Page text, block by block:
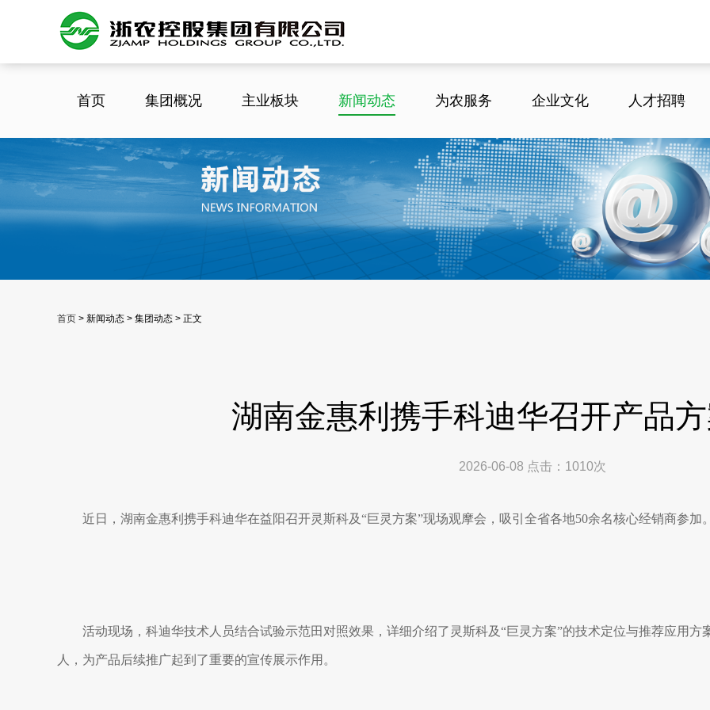
首页 集团概况 主业板块 新闻动态 为农服务 企业文化 人才招聘
首页 > 新闻动态 > 集团动态 > 正文
湖南金惠利携手科迪华召开产品
2026-06-08 点击： 1010次
近日，湖南金惠利携手科迪华在益阳召开灵斯科及“巨灵方案”现场观摩会，吸引全省各地50余名核心经销商参加
活动现场，科迪华技术人员结合试验示范田对照效果，详细介绍了灵斯科及“巨灵方案”的技术定位与推荐应用
人，为产品后续推广起到了重要的宣传展示作用。